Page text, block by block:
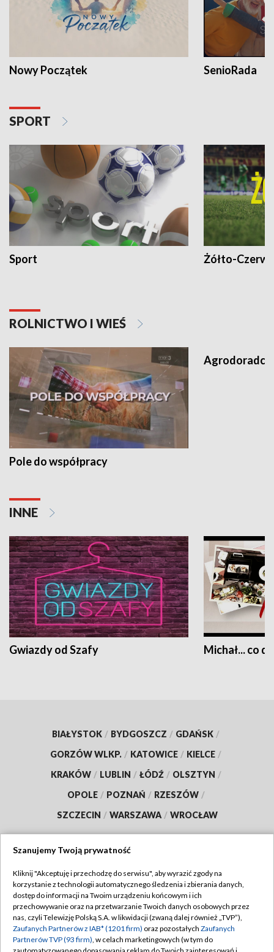
Nowy Początek SenioRada
SPORT
Sport Żółto-
ROLNICTWO I WIEŚ
Pole do współpracy
Agrodoradcy
INNE
Gwiazdy od Szafy Michał... co
BIAŁYSTOK / BYDGOSZCZ / GDAŃSK /
GORZÓW WLKP. / KATOWICE / KIELCE /
KRAKÓW / LUBLIN / ŁÓDŹ / OLSZTYN /
OPOLE / POZNAŃ / RZESZÓW /
SZCZECIN / WARSZAWA / WROCŁAW
Dołącz do nas:
TVP
Abonament TVP
Emisja w TVP
Regulamin TVP
Polityka prywatności
Szanujemy Twoją prywatność
Kliknij "Akceptuję i przechodzę do serwisu", aby wyrazić zgody na
korzystanie z technologii automatycznego śledzenia i zbierania danych,
dostęp do informacji na Twoim urządzeniu końcowym i ich
przechowywanie oraz na przetwarzanie Twoich danych osobowych przez
nas, czyli Telewizję Polską S.A. w likwidacji (zwaną dalej również „TVP”),
Zaufanych Partnerów z IAB* (1201 firm) oraz pozostałych Zaufanych
Partnerów TVP (93 firm), w celach marketingowych (w tym do